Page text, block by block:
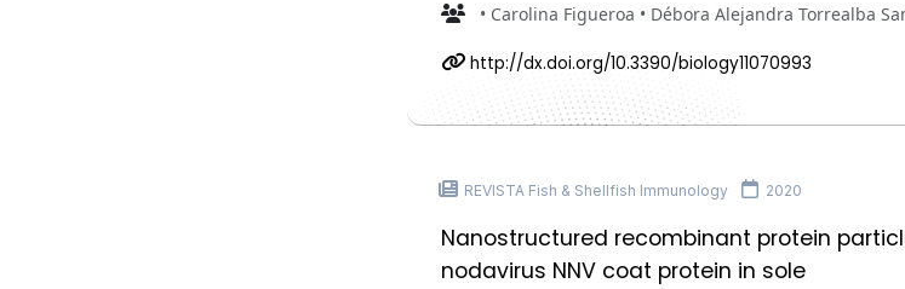
• Carolina Figueroa • Débora Alejandra Torrealba
http://dx.doi.org/10.3390/biology11070993
REVISTA Fish & Shellfish Immunology 2020
Nanostructured recombinant protein
nodavirus NNV coat protein in sole